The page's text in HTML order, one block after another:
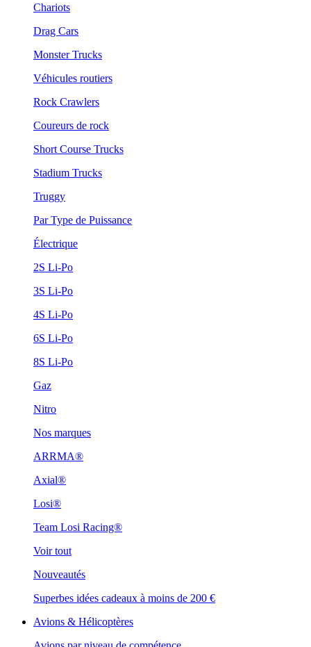
Chariots
Drag Cars
Monster Trucks
Véhicules routiers
Rock Crawlers
Coureurs de rock
Short Course Trucks
Stadium Trucks
Truggy
Par Type de Puissance
Électrique
2S Li-Po
3S Li-Po
4S Li-Po
6S Li-Po
8S Li-Po
Gaz
Nitro
Nos marques
ARRMA®
Axial®
Losi®
Team Losi Racing®
Voir tout
Nouveautés
Superbes idées cadeaux à moins de 200 €
Avions & Hélicoptères